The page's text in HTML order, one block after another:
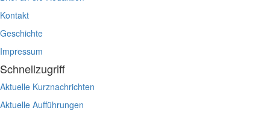
Kontakt
Geschichte
Impressum
Schnellzugriff
Aktuelle Kurznachrichten
Aktuelle Aufführungen